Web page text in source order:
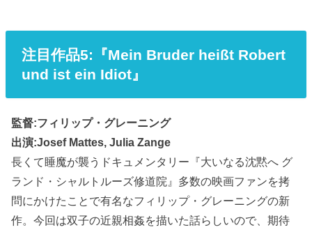
注目作品5:『Mein Bruder heißt Robert
und ist ein Idiot』
監督:フィリップ・グレーニング
出演:Josef Mattes, Julia Zange
長くて睡魔が襲うドキュメンタリー『大いなる沈黙へ グ
ランド・シャルトルーズ修道院』多数の映画ファンを拷
問にかけたことで有名なフィリップ・グレーニングの新
作。今回は双子の近親相姦を描いた話らしいので、期待